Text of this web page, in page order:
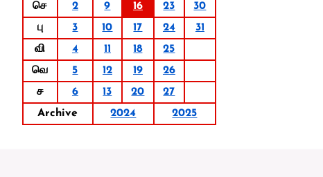
செ
2 9 16 23
30
பு
3 10 17 24
31
வி
4 11 18
25
வெ
5 12 19
26
ச
6 13 20
27
Archive
2024 2025